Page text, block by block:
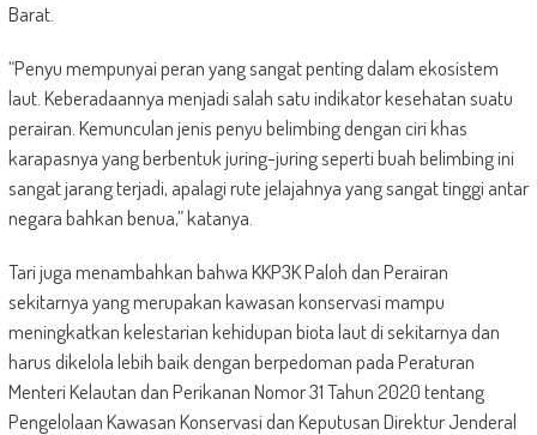
Barat.
“Penyu mempunyai peran yang sangat penting dalam ekosistem
laut. Keberadaannya menjadi salah satu indikator kesehatan suatu
perairan. Kemunculan jenis penyu belimbing dengan ciri khas
karapasnya yang berbentuk juring-juring seperti buah belimbing ini
sangat jarang terjadi, apalagi rute jelajahnya yang sangat tinggi antar
negara bahkan benua,” katanya.
Tari juga menambahkan bahwa KKP3K Paloh dan Perairan
sekitarnya yang merupakan kawasan konservasi mampu
meningkatkan kelestarian kehidupan biota laut di sekitarnya dan
harus dikelola lebih baik dengan berpedoman pada Peraturan
Menteri Kelautan dan Perikanan Nomor 31 Tahun 2020 tentang
Pengelolaan Kawasan Konservasi dan Keputusan Direktur Jenderal